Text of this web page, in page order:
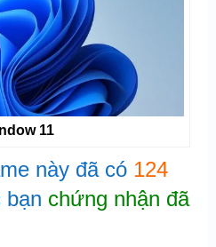
11
này đã có 124
chứng nhận đã